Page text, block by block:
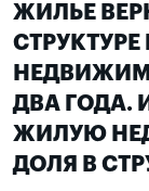
ЖИЛЬЕ
ДВА ГОДА.
ЖИЛУЮ
ДОЛЯ В